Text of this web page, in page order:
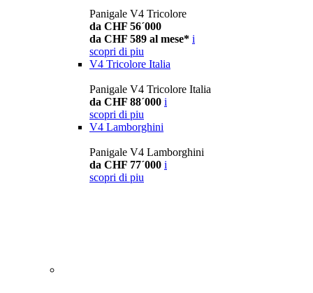
Panigale V4 Tricolore
da CHF 56´000
da CHF 589 al mese* i
scopri di piu
V4 Tricolore Italia
Panigale V4 Tricolore Italia
da CHF 88´000 i
scopri di piu
V4 Lamborghini
Panigale V4 Lamborghini
da CHF 77´000 i
scopri di piu